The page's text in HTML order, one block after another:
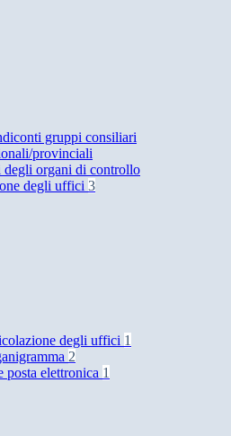
gruppi consiliari
provinciali
degli organi di controllo
degli uffici 3
degli uffici 1
2
posta elettronica 1